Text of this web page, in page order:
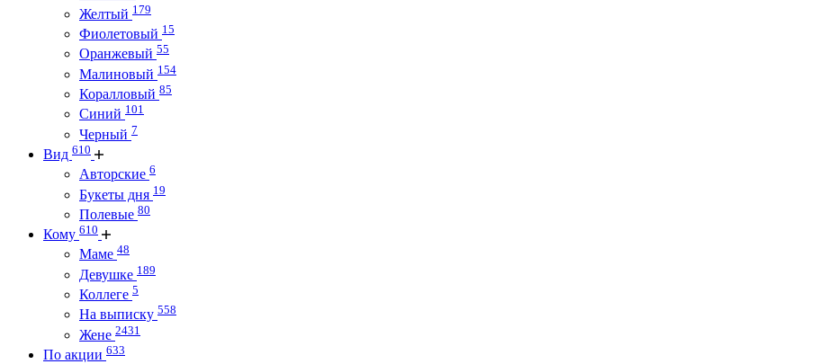
Желтый 179
Фиолетовый 15
Оранжевый 55
Малиновый 154
Коралловый 85
Синий 101
Черный 7
Вид 610
Авторские 6
Букеты дня 19
Полевые 80
Кому 610
Маме 48
Девушке 189
Коллеге 5
На выписку 558
Жене 2431
По акции 633